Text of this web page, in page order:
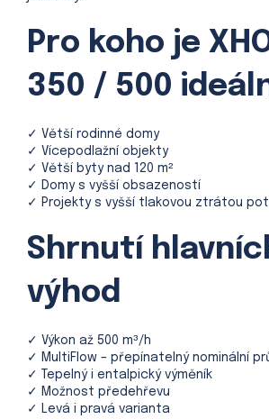
Pro koho je
350 / 500
✓ Větší rodinné domy
✓ Vícepodlažní objekty
✓ Větší byty nad 120 m²
✓ Domy s vyšší obsazeností
✓ Projekty s vyšší tlakovou ztrátou
Shrnutí
výhod
✓ Výkon až 500 m³/h
✓ MultiFlow – přepínatelný nominální
✓ Tepelný i entalpický výměník
✓ Možnost předehřevu
✓ Levá i pravá varianta